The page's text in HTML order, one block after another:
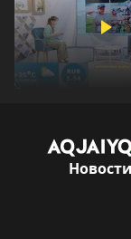
Новости